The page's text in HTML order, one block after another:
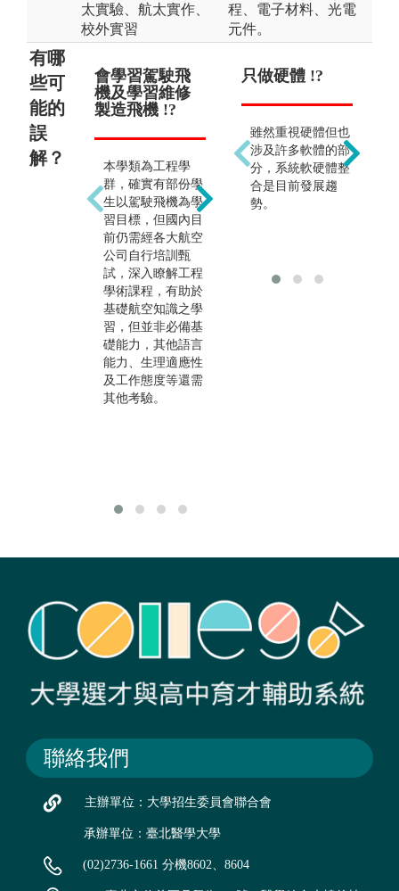
太實驗、航太實作、
校外實習
程、電子材料、光電
元件。
有哪
些可
能的
誤
解？
會學習駕駛飛
機及學習維修
製造飛機 !?
本學類為工程學
群，確實有部份學
生以駕駛飛機為學
習目標，但國內目
前仍需經各大航空
公司自行培訓甄
試，深入瞭解工程
學術課程，有助於
基礎航空知識之學
習，但並非必備基
礎能力，其他語言
能力、生理適應性
及工作態度等還需
其他考驗。
未來出路是否
司 !?
本學類培養專業的
航太科技人才，未
來出路涵蓋航太產
高科技產業，故不
只做硬體 !?
雖然重視硬體但也
涉及許多軟體的部
分，系統軟硬體整
合是目前發展趨
勢。
聯絡我們
主辦單位：大學招生委員會聯合會
承辦單位：臺北醫學大學
(02)2736-1661 分機8602、8604